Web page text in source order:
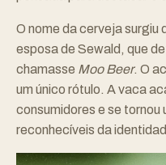
O nome da cerveja surgiu
esposa de Sewald, que
chamasse Moo Beer. O
um único rótulo. A vaca
consumidores e se tornou
reconhecíveis da